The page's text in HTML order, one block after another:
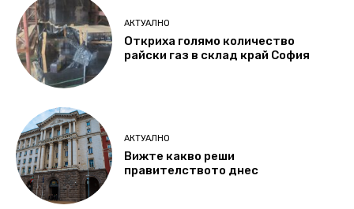
АКТУАЛНО
Откриха голямо количество
райски газ в склад край София
АКТУАЛНО
Вижте какво реши
правителството днес